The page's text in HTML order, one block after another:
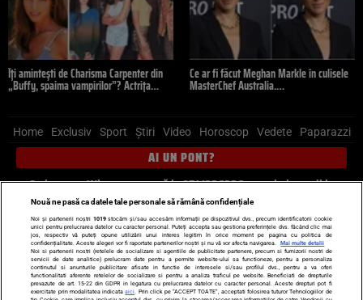
Îți amintești de Charisma Carpenter din
„Buffy, spaima vampirilor”? Actrița…
Ce ar fi făcut Meghan Markle în culisele
MasterChef Australia.…
Home Exclusiv Sport Știri Video Horoscop Vedete Paparazzi
AI UN PONT?
Scrie-ne pe Whatsapp, sună la 0741226226 sau trimite mail la
pont@cancan.ro
Știri interne Știri externe
Politică
Ultimele stiri
Diete Insula Iubirii Dictionar de vise
LIFE STYLE
Horoscop
Nouă ne pasă ca datele tale personale să rămână confidențiale
Noi și partenerii noștri 1019stocăm și/sau accesăm informații pe dispozitivul dvs., precum identificatorii cookie
unici pentru prelucrarea datelor cu caracter personal. Puteți accepta sau gestiona preferințele dvs. făcând clic mai
jos, respectiv vă puteți opune utilizării unui interes legitim în orice moment pe pagina cu politica de
confidențialitate. Aceste alegeri vor fi raportate partenerilor noștri și nu vă vor afecta navigarea.
Mai multe detalii
Noi si partenerii nostri (retelele de socializare si agentiile de publicitate partenere, precum si furnizorii nostri de
servicii de date analitice) prelucram date pentru a permite website-ului sa functioneze, pentru a personaliza
continutul si anunturile publicitare afisate in functie de interesele si/sau profilul dvs., pentru a va oferi
functionalitati aferente retelelor de socializare si pentru a analiza traficul pe website. Beneficiati de drepturile
prevazute de art. 15-22 din GDPR in legatura cu prelucrarea datelor cu caracter personal. Aceste drepturi pot fi
exercitate prin modalitatea indicataaici . Prin click pe “ACCEPT TOATE”, acceptati folosirea tuturor Tehnologiilor de